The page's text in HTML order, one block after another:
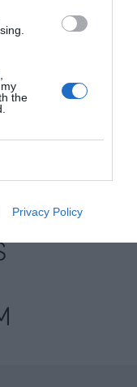
the
Privacy Policy
el
vacunes no
tenir